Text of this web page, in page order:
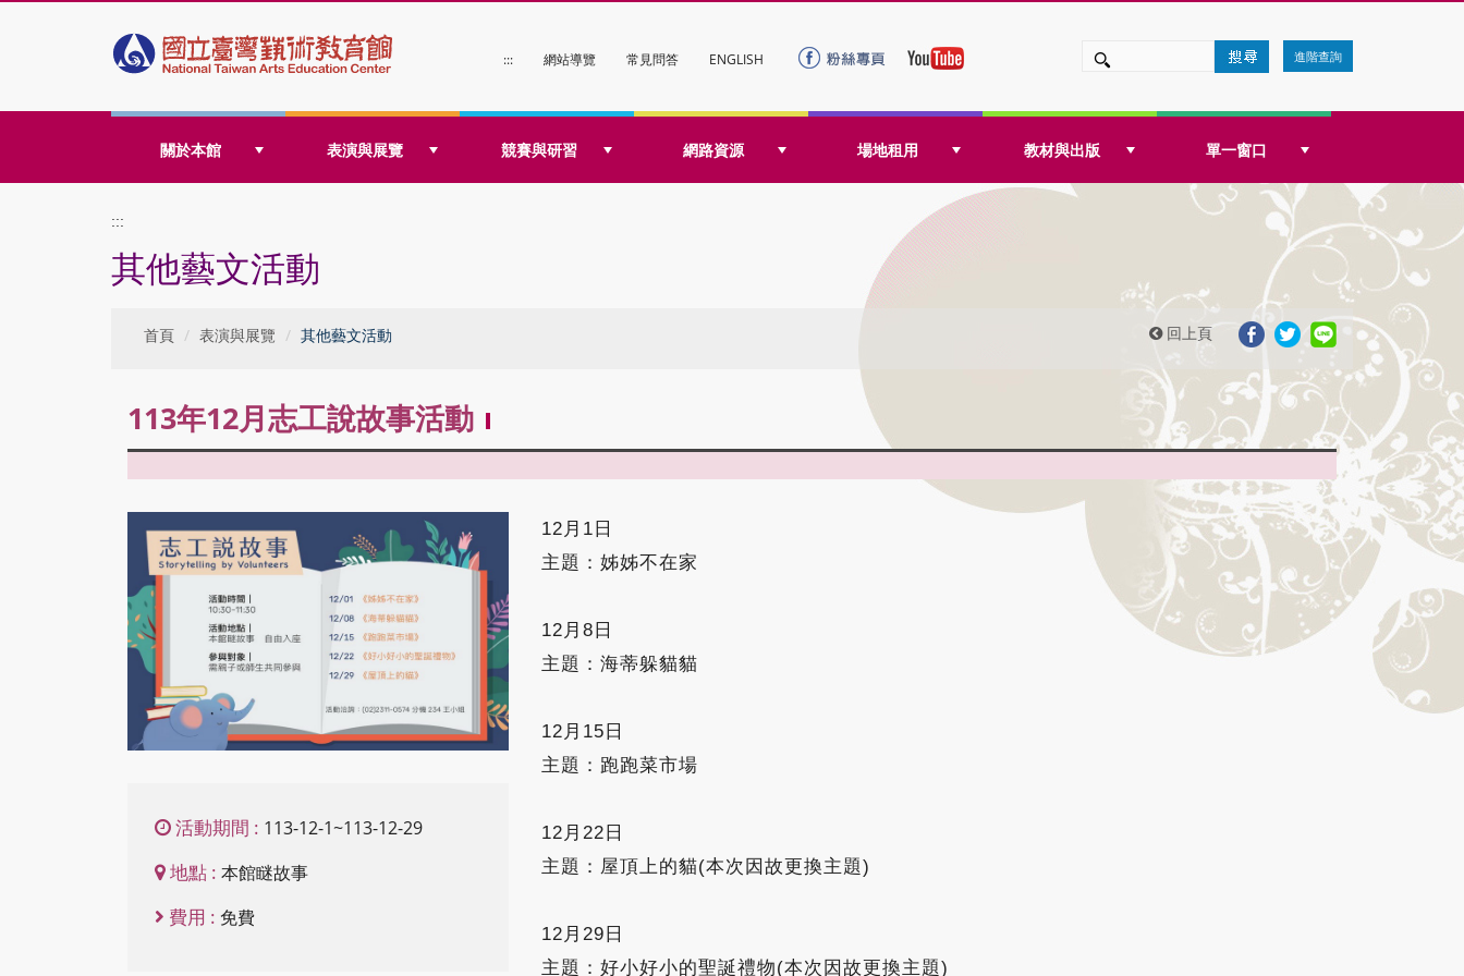
跳
主
::: 網站導覽 常見問答 ENGLISH 進階查詢
關於本館 表演與展覽 競賽與研習 網路資源 場地租用 教材與出版 單一窗口
:::
其他藝文活動
首頁 表演與展覽 其他藝文活動 回上頁
113年12月志工說故事活動
活動期間 : 113-12-1~113-12-29
地點 : 本館瞇故事
費用 : 免費
12月1日
主題：姊姊不在家
12月8日
主題：海蒂躲貓貓
12月15日
主題：跑跑菜市場
12月22日
主題：屋頂上的貓(本次因故更換主題)
12月29日
主題：好小好小的聖誕禮物(本次因故更換主題)